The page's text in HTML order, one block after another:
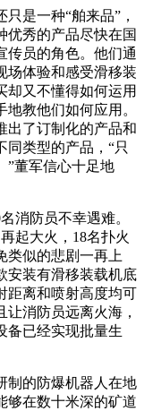
是一种“舶来品”，
优秀的产品尽快在国
传员的角色。他们通
场体验和感受滑移装
却又不懂得如何运用
教他们如何应用。
出了订制化的产品和
同类型的产品，“只
”董军信心十足地
消防员不幸遇难。
起大火，18名扑火
似的悲剧一再上
安装有滑移装载机底
距离和喷射高度均可
让消防员远离火海，
备已经实现批量生
的防爆机器人在地
够在数十米深的矿道